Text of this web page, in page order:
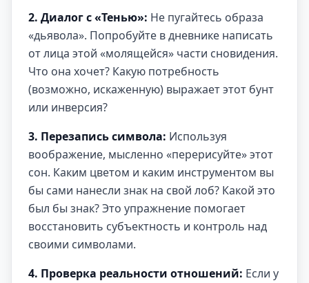
2. Диалог с «Тенью»: Не пугайтесь образа
«дьявола». Попробуйте в дневнике написать
от лица этой «молящейся» части сновидения.
Что она хочет? Какую потребность
(возможно, искаженную) выражает этот бунт
или инверсия?
3. Перезапись символа: Используя
воображение, мысленно «перерисуйте» этот
сон. Каким цветом и каким инструментом вы
бы сами нанесли знак на свой лоб? Какой это
был бы знак? Это упражнение помогает
восстановить субъектность и контроль над
своими символами.
4. Проверка реальности отношений: Если у